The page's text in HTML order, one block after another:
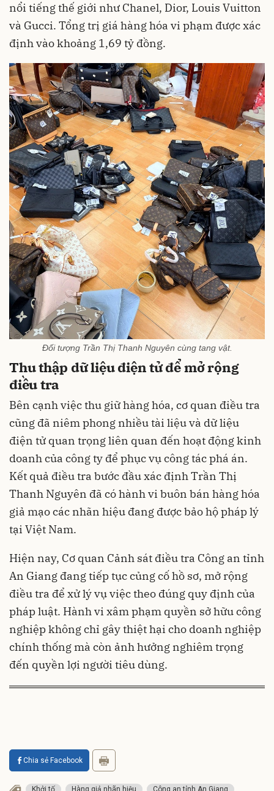
nổi tiếng thế giới như Chanel, Dior, Louis Vuitton
và Gucci. Tổng trị giá hàng hóa vi phạm được xác
định vào khoảng 1,69 tỷ đồng.
Đối tượng Trần Thị Thanh Nguyên cùng tang vật.
Thu thập dữ liệu điện tử để mở rộng
điều tra
Bên cạnh việc thu giữ hàng hóa, cơ quan điều tra
cũng đã niêm phong nhiều tài liệu và dữ liệu
điện tử quan trọng liên quan đến hoạt động kinh
doanh của công ty để phục vụ công tác phá án.
Kết quả điều tra bước đầu xác định Trần Thị
Thanh Nguyên đã có hành vi buôn bán hàng hóa
giả mạo các nhãn hiệu đang được bảo hộ pháp lý
tại Việt Nam.
Hiện nay, Cơ quan Cảnh sát điều tra Công an tỉnh
An Giang đang tiếp tục củng cố hồ sơ, mở rộng
điều tra để xử lý vụ việc theo đúng quy định của
pháp luật. Hành vi xâm phạm quyền sở hữu công
nghiệp không chỉ gây thiệt hại cho doanh nghiệp
chính thống mà còn ảnh hưởng nghiêm trọng
đến quyền lợi người tiêu dùng.
Chia sẻ Facebook
Khởi tố Hàng giả nhãn hiệu Công an tỉnh An Giang